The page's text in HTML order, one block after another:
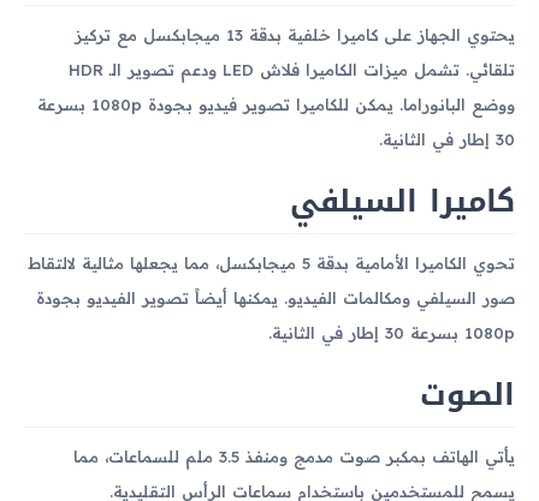
يحتوي الجهاز على كاميرا خلفية بدقة 13 ميجابكسل مع تركيز
تلقائي. تشمل ميزات الكاميرا فلاش LED ودعم تصوير الـ HDR
ووضع البانوراما. يمكن للكاميرا تصوير فيديو بجودة 1080p بسرعة
30 إطار في الثانية.
كاميرا السيلفي
تحوي الكاميرا الأمامية بدقة 5 ميجابكسل، مما يجعلها مثالية لالتقاط
صور السيلفي ومكالمات الفيديو. يمكنها أيضاً تصوير الفيديو بجودة
1080p بسرعة 30 إطار في الثانية.
الصوت
يأتي الهاتف بمكبر صوت مدمج ومنفذ 3.5 ملم للسماعات، مما
يسمح للمستخدمين باستخدام سماعات الرأس التقليدية.